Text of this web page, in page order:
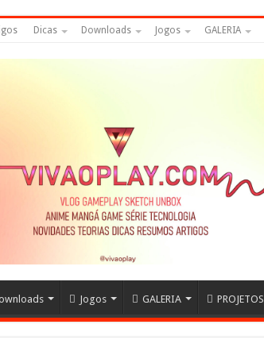
Dicas Downloads Jogos GALERIA
Jogos GALERIA PROJETOS
– DRAGON BALL